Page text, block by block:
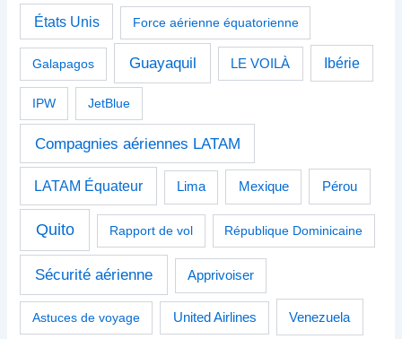
États Unis Force aérienne équatorienne
Galapagos Guayaquil LE VOILÀ Ibérie
IPW JetBlue
Compagnies aériennes LATAM
LATAM Équateur Lima Mexique Pérou
Quito Rapport de vol République Dominicaine
Sécurité aérienne Apprivoiser
Astuces de voyage United Airlines Venezuela